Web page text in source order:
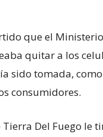
que el
quitar a los
sido tomada, como
consumidores.
Del Fuego le